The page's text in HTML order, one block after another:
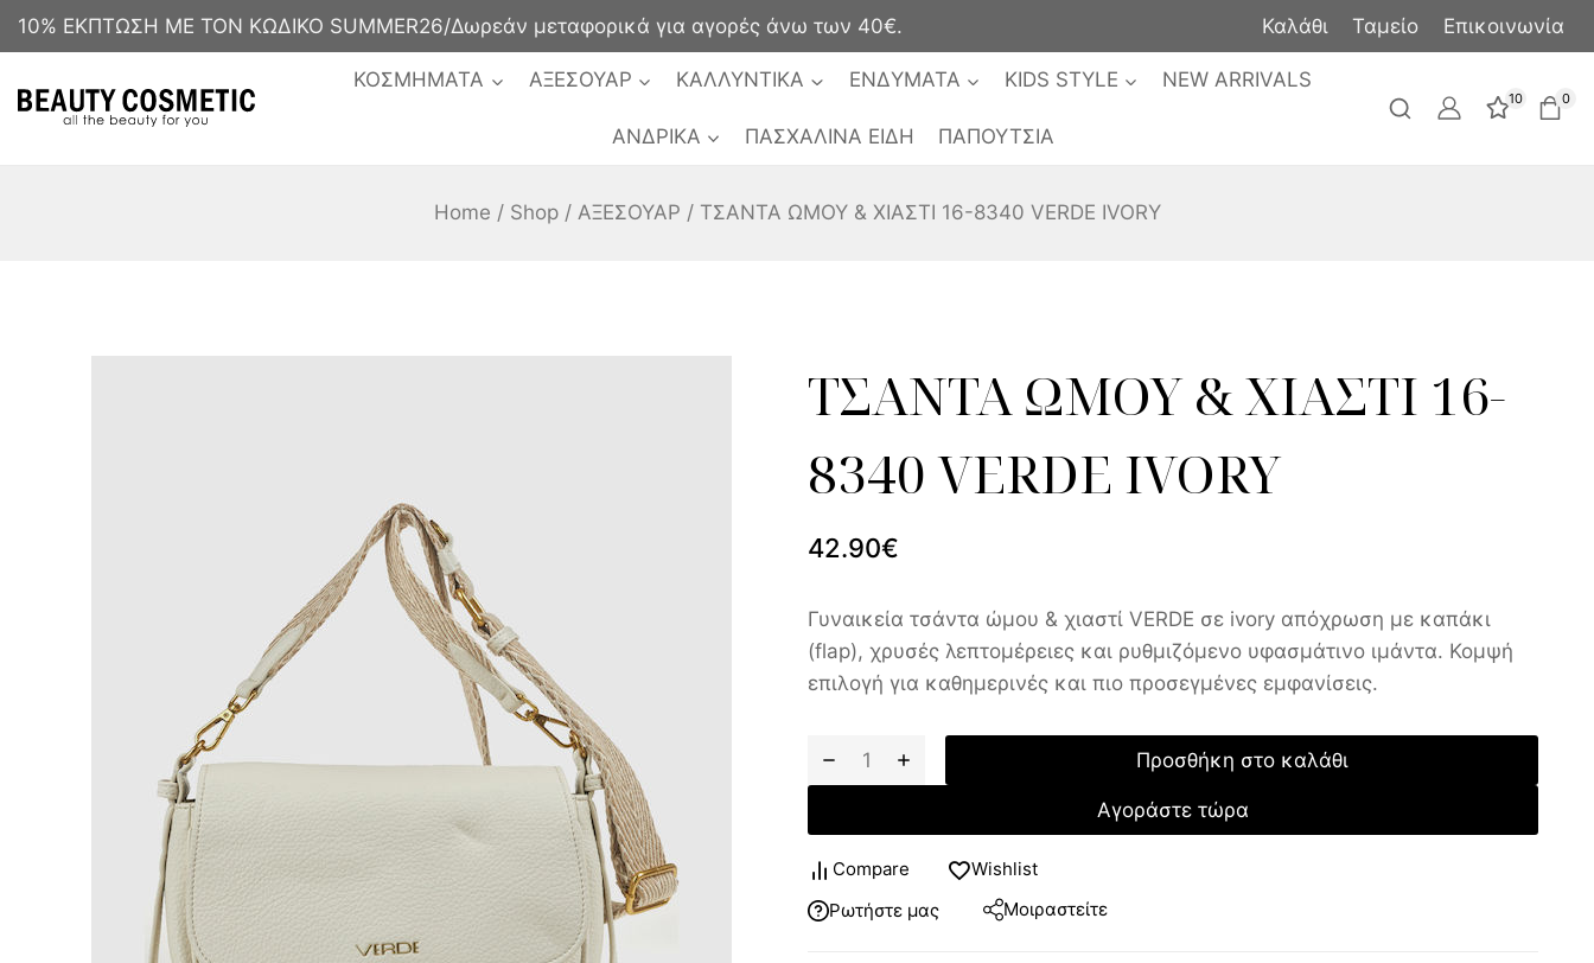
10% ΕΚΠΤΩΣΗ ΜΕ ΤΟΝ ΚΩΔΙΚΟ SUMMER26/Δωρεάν μεταφορικά για αγορές άνω των 40€. Καλάθι Ταμείο Επικοινωνία
ΚΟΣΜΗΜΑΤΑ ΑΞΕΣΟΥΑΡ ΚΑΛΛΥΝΤΙΚΑ ΕΝΔΥΜΑΤΑ KIDS STYLE NEW ARRIVALS
ΑΝΔΡΙΚΑ ΠΑΣΧΑΛΙΝΑ ΕΙΔΗ ΠΑΠΟΥΤΣΙΑ
10 0
Home / Shop / ΑΞΕΣΟΥΑΡ / ΤΣΑΝΤΑ ΩΜΟΥ & ΧΙΑΣΤΙ 16-8340 VERDE IVORY
ΤΣΑΝΤΑ ΩΜΟΥ & ΧΙΑΣΤΙ 16-
8340 VERDE IVORY
42.90€
Γυναικεία τσάντα ώμου & χιαστί VERDE σε ivory απόχρωση με καπάκι
(flap), χρυσές λεπτομέρειες και ρυθμιζόμενο υφασμάτινο ιμάντα. Κομψή
επιλογή για καθημερινές και πιο προσεγμένες εμφανίσεις.
Προσθήκη στο καλάθι
Αγοράστε τώρα
Compare
Wishlist
Ρωτήστε μας
Μοιραστείτε